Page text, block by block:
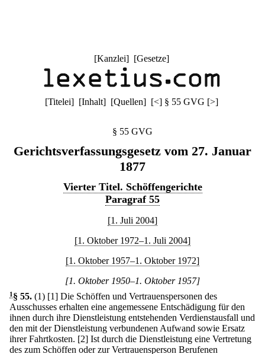
[Kanzlei] [Gesetze]
[Titelei] [Inhalt] [Quellen] [<] § 55 GVG [>]
§ 55 GVG
Gerichtsverfassungsgesetz vom 27. Januar
1877
Vierter Titel. Schöffengerichte
Paragraf 55
[1. Juli 2004]
[1. Oktober 1972–1. Juli 2004]
[1. Oktober 1957–1. Oktober 1972]
[1. Oktober 1950–1. Oktober 1957]
1 § 55. (1) [1] Die Schöffen und Vertrauenspersonen des
Ausschusses erhalten eine angemessene Entschädigung für den
ihnen durch ihre Dienstleistung entstehenden Verdienstausfall und
den mit der Dienstleistung verbundenen Aufwand sowie Ersatz
ihrer Fahrtkosten. [2] Ist durch die Dienstleistung eine Vertretung
des zum Schöffen oder zur Vertrauensperson Berufenen